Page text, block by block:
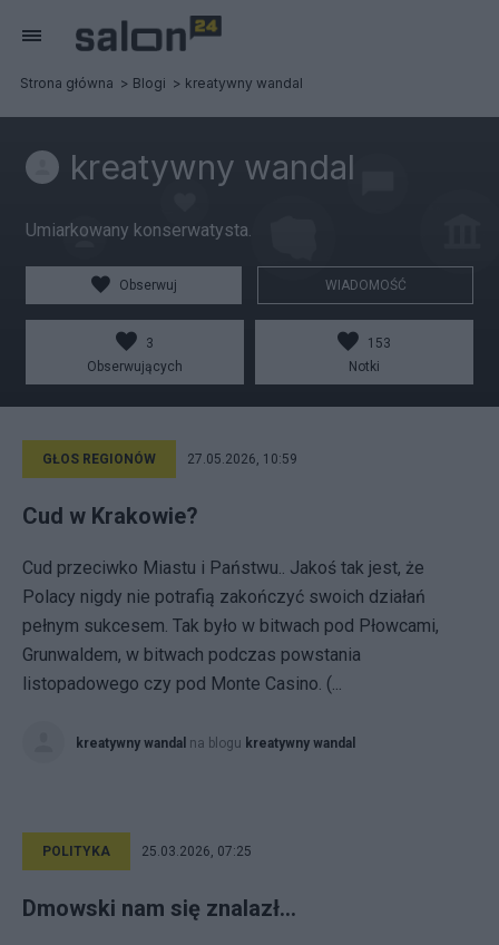
Strona główna Blogi kreatywny wandal
kreatywny wandal
Umiarkowany konserwatysta.
Obserwuj WIADOMOŚĆ
3
Obserwujących
153
Notki
GŁOS REGIONÓW 27.05.2026, 10:59
Cud w Krakowie?
Cud przeciwko Miastu i Państwu.. Jakoś tak jest, że
Polacy nigdy nie potrafią zakończyć swoich działań
pełnym sukcesem. Tak było w bitwach pod Płowcami,
Grunwaldem, w bitwach podczas powstania
listopadowego czy pod Monte Casino. (...
kreatywny wandal na blogu kreatywny wandal
POLITYKA 25.03.2026, 07:25
Dmowski nam się znalazł…